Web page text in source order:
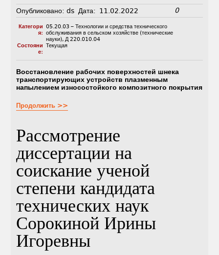
Опубликовано: ds Дата: 11.02.2022 0
Категори
я:
05.20.03 – Технологии и средства технического
обслуживания в сельском хозяйстве (технические
науки), Д 220.010.04
Состояни
е:
Текущая
Восстановление рабочих поверхностей шнека
транспортирующих устройств плазменным
напылением износостойкого композитного покрытия
Продолжить >>
Рассмотрение
диссертации на
соискание ученой
степени кандидата
технических наук
Сорокиной Ирины
Игоревны